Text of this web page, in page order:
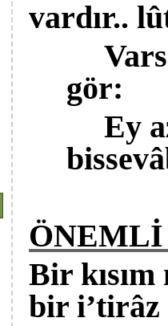
vardır..
gör:
Ey
ÖNEMLİ
Bir
bir